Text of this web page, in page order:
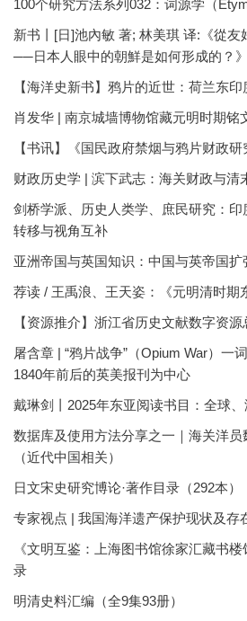
100个研究方法系列032：词源学（
新书丨[日]池內敏 著; 林美琪 译:《從友
──日本人眼中的朝鮮是如何形成的？
【海洋史新书】鸦片的近世：荷兰东
肖发华 | 南京城墙博物馆藏元明时期铭
【书讯】《国民政府禁烟与鸦片财政研
财政历史学 | 滨下武志：海关财政与
剑桥学派、历史人类学、庶民研究：
转移与视角互补
亚洲帝国与英国知识：中国与英帝国扩
荐读 / 王禹浪、王天姿：《元明清时期
【资源推介】浙江省历史文献数字资源
屠含章 | “鸦片战争”（Opium War）
1840年前后的英美报刊为中心
戴琳剑丨2025年东亚阅读书目：全球
数据库及使用方法分享之一｜海关洋
（近代中国相关）
日文宋史研究博论·著作目录（292本）
专家视点 | 我国海洋遗产保护现状及存
《文明互鉴：上海图书馆徐家汇藏书
录
明清史料汇编（全9集93册）